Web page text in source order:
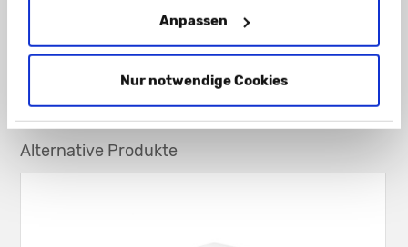
Anpassen
Nur notwendige Cookies
Alternative Produkte